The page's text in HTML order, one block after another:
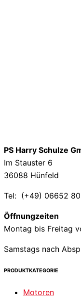
PS Harry Schulze
Im Stauster 6
36088 Hünfeld
Tel: (+49) 06652
Öffnungzeiten
Montag bis Freitag
Samstags nach
PRODUKTKATEGORIE
Motoren